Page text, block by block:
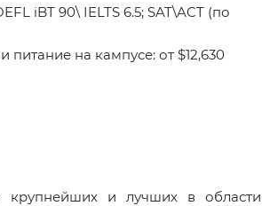
iBT 90\ IELTS 6.5; SAT\ACT (по
питание на кампусе: от $12,630
крупнейших и лучших в области